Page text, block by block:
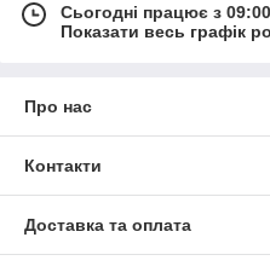
Сьогодні працює з
Показати весь графік
Про нас
Контакти
Доставка та оплата